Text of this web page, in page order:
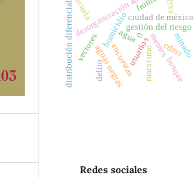
marxismo
homicidiogestión del riesgo
aguas negrasusuarios
encuestas memes
ciudad de méxico
desorganización social
distribución diferencial cdmx
delito
minado
bosque
agua
vectores
escuela
0
Redes sociales